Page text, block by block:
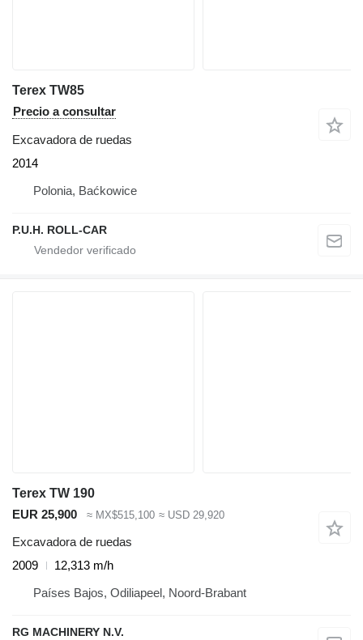
Terex TW85
Precio a consultar
Excavadora de ruedas
2014
Polonia, Baćkowice
P.U.H. ROLL-CAR
Terex TW 190
EUR 25,900
≈ MX$515,100 ≈ USD 29,920
Excavadora de ruedas
2009
12,313 m/h
Países Bajos, Odiliapeel, Noord-Brabant
RG MACHINERY N.V.